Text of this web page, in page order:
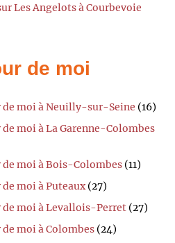
Les Angelots à Courbevoie
de moi
de moi à Neuilly-sur-Seine (16)
moi à La Garenne-Colombes
de moi à Bois-Colombes (11)
moi à Puteaux(27)
de moi à Levallois-Perret (27)
moi à Colombes (24)